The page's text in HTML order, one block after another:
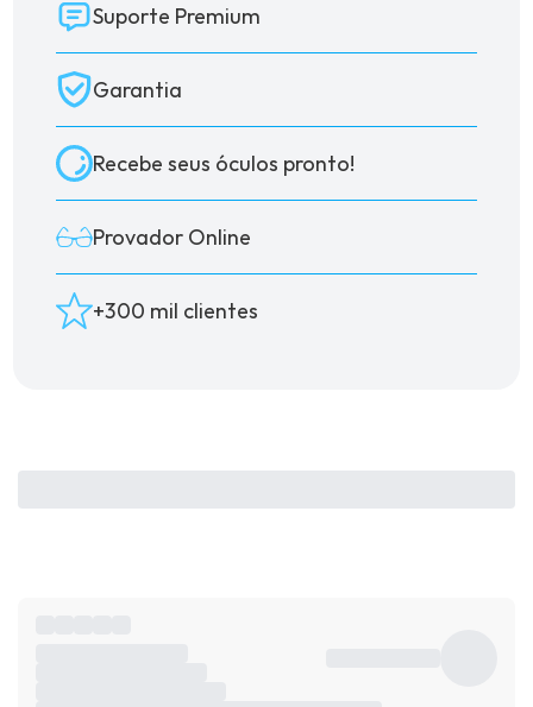
Suporte Premium
Garantia
Recebe seus óculos pronto!
Provador Online
+300 mil clientes